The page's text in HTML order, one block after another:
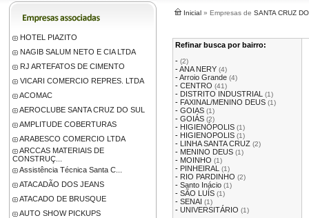
HOTEL PIAZITO
NAGIB SALUM NETO E CIA LTDA
RJ ARTEFATOS DE CIMENTO
VICARI COMERCIO REPRES. LTDA
ACOMAC
AEROCLUBE SANTA CRUZ DO SUL
AMPLITUDE COBERTURAS
ARABESCO COMERCIO LTDA
ARCCAS MATERIAIS DE
CONSTRUÇ...
Assistência Técnica Santa C...
ATACADÃO DOS JEANS
ATACADO DE BRUSQUE
AUTO SHOW PICKUPS
Inicial » Empresas de SANTA CRUZ
Refinar busca por bairro:
- (2)
-ANA NERY (4)
-Arroio Grande (4)
- CENTRO (41)
- DISTRITO INDUSTRIAL (1)
- FAXINAL/MENINO DEUS (1)
- GOIAS (1)
- GOIÁS (2)
- HIGIENÓPOLIS (1)
- HIGIENOPOLIS (1)
- LINHA SANTA CRUZ (2)
- MENINO DEUS (1)
- MOINHO (1)
- PINHEIRAL (1)
- RIO PARDINHO (2)
- Santo Inácio (1)
- SÃO LUÍS (1)
- SENAI (1)
- UNIVERSITÁRIO (1)